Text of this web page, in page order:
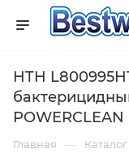
HTH
POWERCLEAN
Главная — Каталог